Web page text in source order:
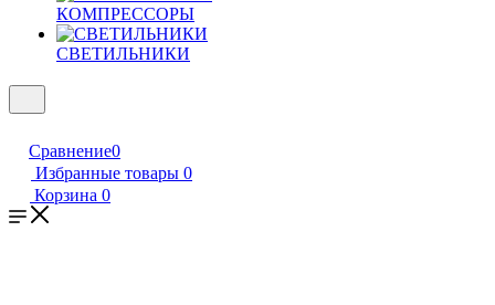
КОМПРЕССОРЫ
СВЕТИЛЬНИКИ
Сравнение0
Избранные товары 0
Корзина 0